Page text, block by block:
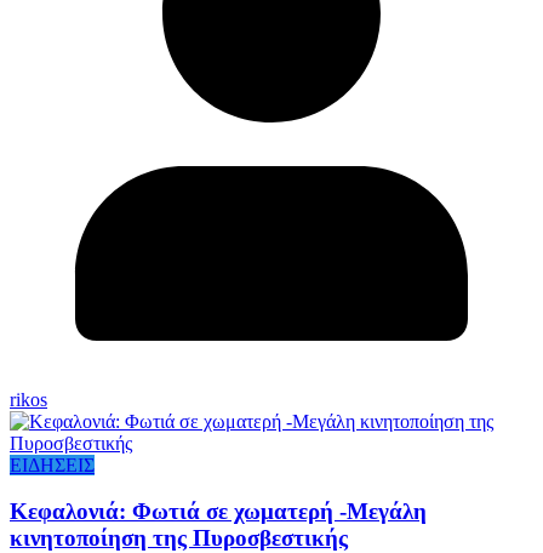
rikos
ΕΙΔΗΣΕΙΣ
Κεφαλονιά: Φωτιά σε χωματερή -Μεγάλη
κινητοποίηση της Πυροσβεστικής